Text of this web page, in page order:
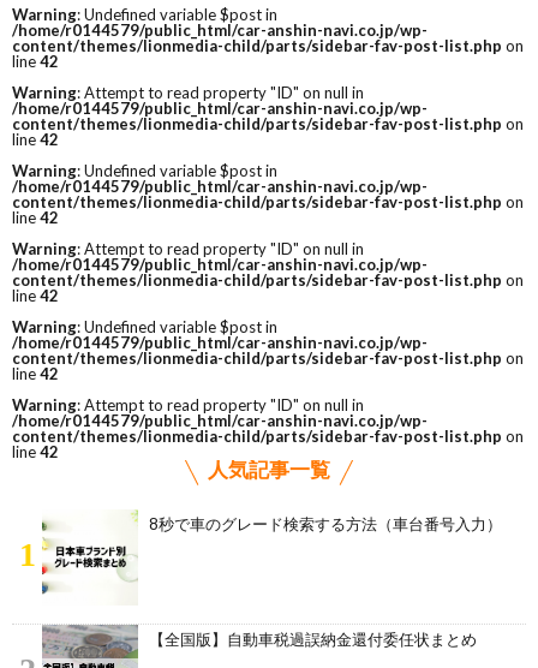
Warning: Undefined variable $post in
/home/r0144579/public_html/car-anshin-navi.co.jp/wp-
content/themes/lionmedia-child/parts/sidebar-fav-post-list.php on
line42
Warning: Attempt to read property "ID" on null in
/home/r0144579/public_html/car-anshin-navi.co.jp/wp-
content/themes/lionmedia-child/parts/sidebar-fav-post-list.php on
line42
Warning: Undefined variable $post in
/home/r0144579/public_html/car-anshin-navi.co.jp/wp-
content/themes/lionmedia-child/parts/sidebar-fav-post-list.php on
line42
Warning: Attempt to read property "ID" on null in
/home/r0144579/public_html/car-anshin-navi.co.jp/wp-
content/themes/lionmedia-child/parts/sidebar-fav-post-list.php on
line42
Warning: Undefined variable $post in
/home/r0144579/public_html/car-anshin-navi.co.jp/wp-
content/themes/lionmedia-child/parts/sidebar-fav-post-list.php on
line42
Warning: Attempt to read property "ID" on null in
/home/r0144579/public_html/car-anshin-navi.co.jp/wp-
content/themes/lionmedia-child/parts/sidebar-fav-post-list.php on
line42
人気記事一覧
1
8秒で車のグレード検索する方法（車台番号入力）
【全国版】自動車税過誤納金還付委任状まとめ